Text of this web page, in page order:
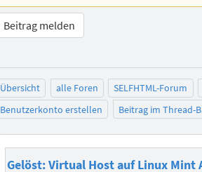
Beitrag melden
Übersicht alle Foren
SELFHTML-Forum
Benutzerkonto erstellen
Beitrag im Thread-
Gelöst: Virtual Host auf Linux Mint